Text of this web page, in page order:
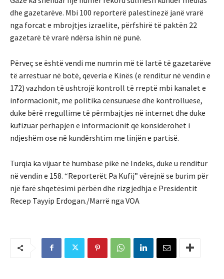
dhe gazetarëve. Mbi 100 reporterë palestinezë janë vrarë
nga forcat e mbrojtjes izraelite, përfshirë të paktën 22
gazetarë të vrarë ndërsa ishin në punë.
Përveç se është vendi me numrin më të lartë të gazetarëve
të arrestuar në botë, qeveria e Kinës (e renditur në vendin e
172) vazhdon të ushtrojë kontroll të rreptë mbi kanalet e
informacionit, me politika censuruese dhe kontrolluese,
duke bërë rregullime të përmbajtjes në internet dhe duke
kufizuar përhapjen e informacionit që konsiderohet i
ndjeshëm ose në kundërshtim me linjën e partisë.
Turqia ka vijuar të humbasë pikë në Indeks, duke u renditur
në vendin e 158. “Reporterët Pa Kufij” vërejnë se burim për
një farë shqetësimi përbën dhe rizgjedhja e Presidentit
Recep Tayyip Erdogan./Marrë nga VOA